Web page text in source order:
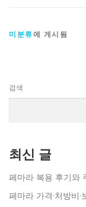
미분류에 게시됨
검색
최신 글
페마라 복용 후기와
페마라 가격·처방비